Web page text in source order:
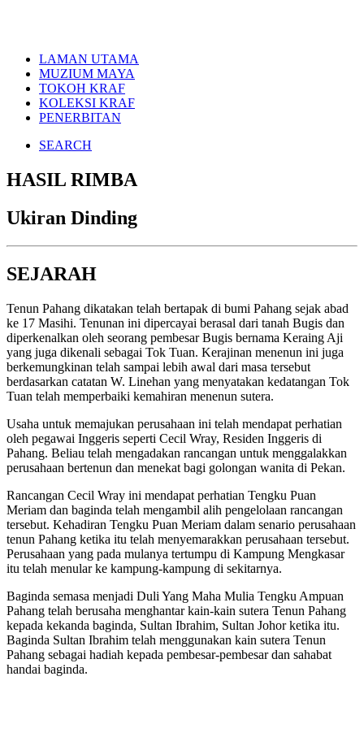
LAMAN UTAMA
MUZIUM MAYA
TOKOH KRAF
KOLEKSI KRAF
PENERBITAN
SEARCH
HASIL RIMBA
Ukiran Dinding
SEJARAH
Tenun Pahang dikatakan telah bertapak di bumi Pahang sejak abad
ke 17 Masihi. Tenunan ini dipercayai berasal dari tanah Bugis dan
diperkenalkan oleh seorang pembesar Bugis bernama Keraing Aji
yang juga dikenali sebagai Tok Tuan. Kerajinan menenun ini juga
berkemungkinan telah sampai lebih awal dari masa tersebut
berdasarkan catatan W. Linehan yang menyatakan kedatangan Tok
Tuan telah memperbaiki kemahiran menenun sutera.
Usaha untuk memajukan perusahaan ini telah mendapat perhatian
oleh pegawai Inggeris seperti Cecil Wray, Residen Inggeris di
Pahang. Beliau telah mengadakan rancangan untuk menggalakkan
perusahaan bertenun dan menekat bagi golongan wanita di Pekan.
Rancangan Cecil Wray ini mendapat perhatian Tengku Puan
Meriam dan baginda telah mengambil alih pengelolaan rancangan
tersebut. Kehadiran Tengku Puan Meriam dalam senario perusahaan
tenun Pahang ketika itu telah menyemarakkan perusahaan tersebut.
Perusahaan yang pada mulanya tertumpu di Kampung Mengkasar
itu telah menular ke kampung-kampung di sekitarnya.
Baginda semasa menjadi Duli Yang Maha Mulia Tengku Ampuan
Pahang telah berusaha menghantar kain-kain sutera Tenun Pahang
kepada kekanda baginda, Sultan Ibrahim, Sultan Johor ketika itu.
Baginda Sultan Ibrahim telah menggunakan kain sutera Tenun
Pahang sebagai hadiah kepada pembesar-pembesar dan sahabat
handai baginda.